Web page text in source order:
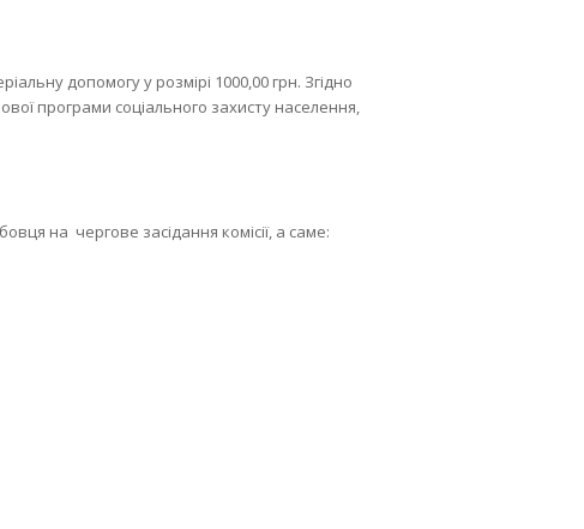
допомогу у розмірі 1000,00 грн. Згідно
програми соціального захисту населення,
на чергове засідання комісії, а саме: